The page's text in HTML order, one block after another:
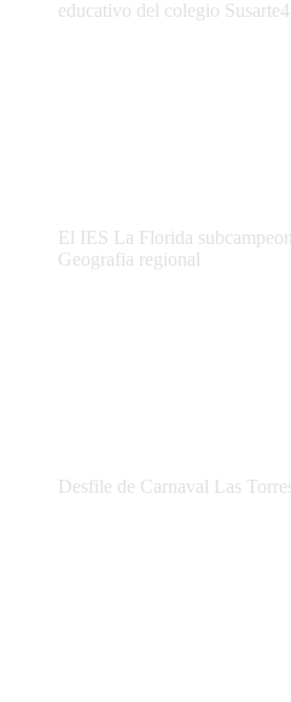
educativo del colegio Susarte4
El IES La Florida
Geografia regional
Desfile de Carnaval Las